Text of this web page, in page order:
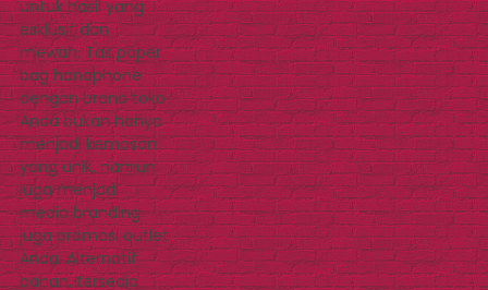
untuk hasil yang
esklusif dan
mewah. Tas paper
bag handphone
dengan brand toko
Anda bukan hanya
menjadi kemasan
yang unik, namun
juga menjadi
media branding
juga promosi outlet
Anda. Alternatif
bahan, tersedia